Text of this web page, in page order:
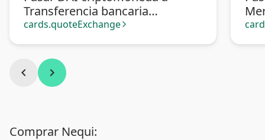
Transferencia bancaria
Argentina
cards.quoteExchange arrow_forward_ios
chevron_left chevron_right
Comprar Nequi: